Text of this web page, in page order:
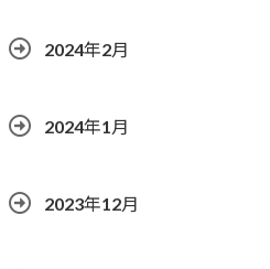
2024年2月
2024年1月
2023年12月